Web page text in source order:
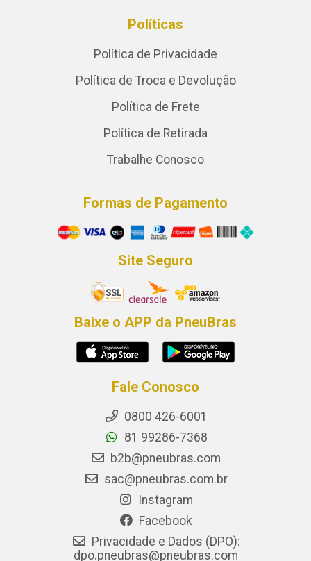
Políticas
Política de Privacidade
Política de Troca e Devolução
Política de Frete
Política de Retirada
Trabalhe Conosco
Formas de Pagamento
Site Seguro
Baixe o APP da PneuBras
Fale Conosco
0800 426-6001
81 99286-7368
b2b@pneubras.com
sac@pneubras.com.br
Instagram
Facebook
Privacidade e Dados (DPO):
dpo.pneubras@pneubras.com